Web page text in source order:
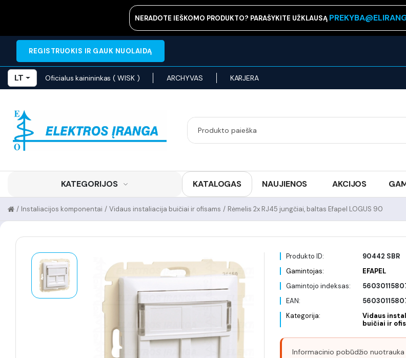
NERADOTE IEŠKOMO PRODUKTO? PARAŠYKITE UŽKLAUSĄ
REGISTRUOKIS IR GAUK NUOLAIDĄ
LT Oficialus kainininkas ( WISK ) ARCHYVAS KARJERA
KATEGORIJOS KATALOGAS NAUJIENOS AKCIJOS
Rėmelis 2x RJ45 jungčiai, baltas Efapel LOGUS 90
/
Vidaus instaliacija buičiai ir ofisams
/
Instaliacijos komponentai
/
Produkto ID:
90442 SBR
Gamintojas:
EFAPEL
Gamintojo indeksas:
EAN:
Kategorija:
Vidaus
buičiai ir
Informacinio pobūdžio nuotrauka